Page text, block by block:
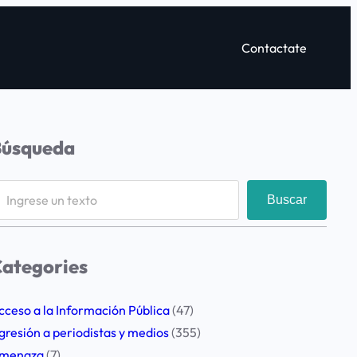
Contactate
Buscar
a la Información Pública(47)
a periodistas y medios(355)